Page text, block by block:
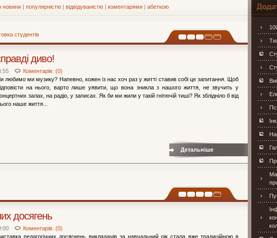
новини | популярністю | відвідуваністю | коментарями | абеткою
студентів
диво!
Коментарів: (0)
любимо ми музику? Напевно, кожен із нас хоч раз у житті ставив собі це запитання. Щоб
на нього, варто лише уявити, що вона зникла з нашого життя, не звучить у
залах, на радіо, у записах. Як би ми жили у такій гнітючій тиші? Як зблідніло б від
наше життя...
Детальніше
досягень
Коментарів: (0)
педагогічних досягнень викладачів за навчальний рік стала вже традиційною в